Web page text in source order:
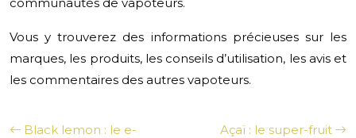
Vous y trouverez des informations précieuses sur les
marques, les produits, les conseils d’utilisation, les avis et
les commentaires des autres vapoteurs.
Black lemon : le e-
Açaï : le super-fruit